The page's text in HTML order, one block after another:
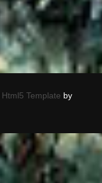
Html5 Template by